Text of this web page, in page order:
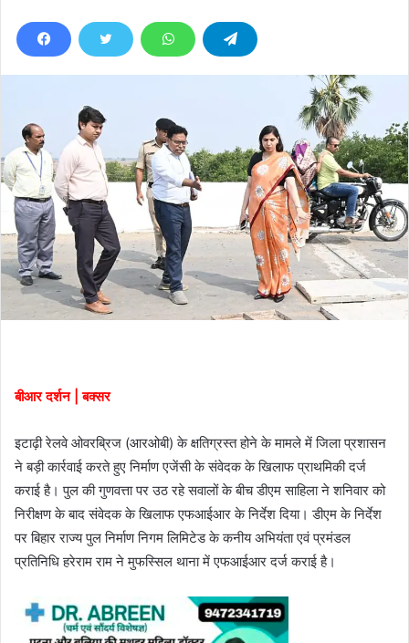
d
a
a
बीआर दर्शन | बक्सर
इटाढ़ी रेलवे ओवरब्रिज (आरओबी) के क्षतिग्रस्त होने के मामले में जिला प्रशासन
ने बड़ी कार्रवाई करते हुए निर्माण एजेंसी के संवेदक के खिलाफ प्राथमिकी दर्ज
कराई है। पुल की गुणवत्ता पर उठ रहे सवालों के बीच डीएम साहिला ने शनिवार को
निरीक्षण के बाद संवेदक के खिलाफ एफआईआर के निर्देश दिया। डीएम के निर्देश
पर बिहार राज्य पुल निर्माण निगम लिमिटेड के कनीय अभियंता एवं प्रमंडल
प्रतिनिधि हरेराम राम ने मुफस्सिल थाना में एफआईआर दर्ज कराई है।